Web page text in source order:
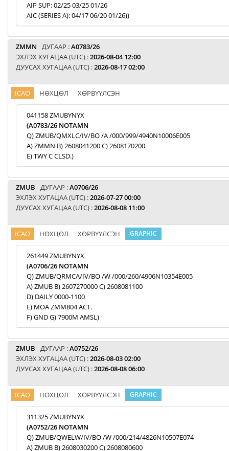
AIP SUP: 02/25 03/25 01/26
AIC (SERIES A): 04/17 06/20 01/26))
ZMMN ДУГААР :A0783/26
ЭХЛЭХ ХУГАЦАА (UTC) :2026-08-04 12:00
ДУУСАХ ХУГАЦАА (UTC) :2026-08-17 02:00
ICAO НӨХЦӨЛ ХӨРВҮҮЛСЭН
041158 ZMUBYNYX
(A0783/26 NOTAMN
Q) ZMUB/QMXLC/IV/BO /A /000/999/4940N10006E005
A) ZMMN B) 2608041200 C) 2608170200
E) TWY C CLSD.)
ZMUB ДУГААР :A0706/26
ЭХЛЭХ ХУГАЦАА (UTC) :2026-07-27 00:00
ДУУСАХ ХУГАЦАА (UTC) :2026-08-08 11:00
ICAO НӨХЦӨЛ ХӨРВҮҮЛСЭН GRAPHIC
261449 ZMUBYNYX
(A0706/26 NOTAMN
Q) ZMUB/QRMCA/IV/BO /W /000/260/4906N10354E005
A) ZMUB B) 2607270000 C) 2608081100
D) DAILY 0000-1100
E) MOA ZMM804 ACT.
F) GND G) 7900M AMSL)
ZMUB ДУГААР :A0752/26
ЭХЛЭХ ХУГАЦАА (UTC) :2026-08-03 02:00
ДУУСАХ ХУГАЦАА (UTC) :2026-08-08 06:00
ICAO НӨХЦӨЛ ХӨРВҮҮЛСЭН GRAPHIC
311325 ZMUBYNYX
(A0752/26 NOTAMN
Q) ZMUB/QWELW/IV/BO /W /000/214/4826N10507E074
A) ZMUB B) 2608030200 C) 2608080600